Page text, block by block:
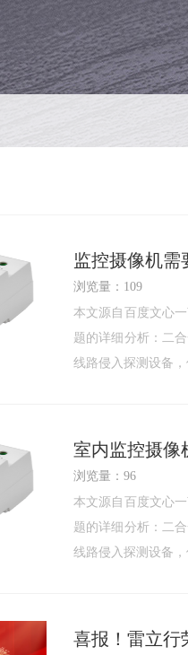
监控摄像机需
浏览量：109
本文源自百度文心
题的详细分析：二
线路侵入探测设备
室内监控摄像
浏览量：96
本文源自百度文心
题的详细分析：二
线路侵入探测设备
喜报！雷立行